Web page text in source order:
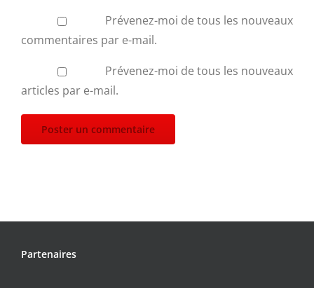
Prévenez-moi de tous les nouveaux
commentaires par e-mail.
Prévenez-moi de tous les nouveaux
articles par e-mail.
Partenaires